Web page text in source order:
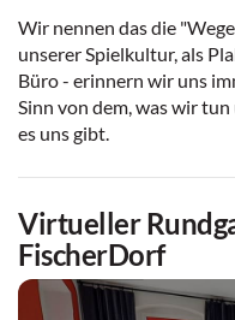
Wir nennen das die
unserer Spielkultur, als
Büro - erinnern wir uns
Sinn von dem, was wir
es uns gibt.
Virtueller
FischerDorf